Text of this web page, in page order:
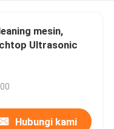
mesin,
Ultrasonic
Hubungi kami